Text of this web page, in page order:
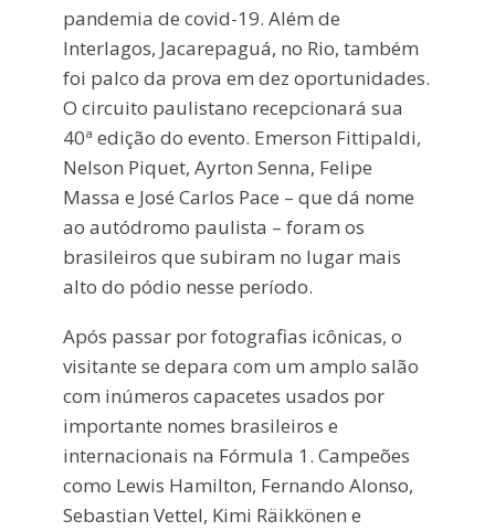
pandemia de covid-19. Além de
Interlagos, Jacarepaguá, no Rio, também
foi palco da prova em dez oportunidades.
O circuito paulistano recepcionará sua
40ª edição do evento. Emerson Fittipaldi,
Nelson Piquet, Ayrton Senna, Felipe
Massa e José Carlos Pace – que dá nome
ao autódromo paulista – foram os
brasileiros que subiram no lugar mais
alto do pódio nesse período.
Após passar por fotografias icônicas, o
visitante se depara com um amplo salão
com inúmeros capacetes usados por
importante nomes brasileiros e
internacionais na Fórmula 1. Campeões
como Lewis Hamilton, Fernando Alonso,
Sebastian Vettel, Kimi Räikkönen e